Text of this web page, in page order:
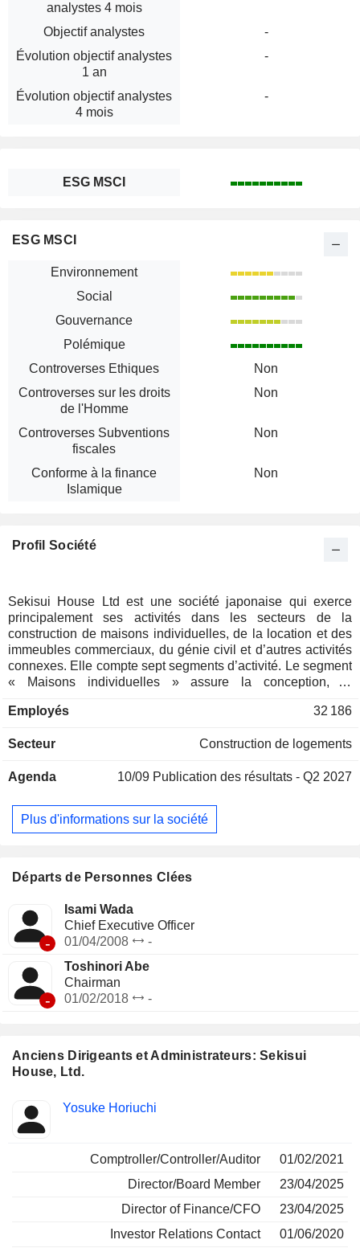
Anciens Dirigeants et Administrateurs: Sekisui
House, Ltd.
Insider
Fonctions
Yosuke Horiuchi
Comptroller/Controller/Auditor
01/02/2021
Director/Board Member
23/04/2025
Director of Finance/CFO
23/04/2025
Investor Relations Contact
01/06/2020
analystes 4 mois
Objectif analystes
-
Évolution objectif analystes
1 an
-
Évolution objectif analystes
4 mois
-
ESG MSCI
ESG MSCI
Environnement
Social
Gouvernance
Polémique
Controverses Ethiques
Non
Controverses sur les droits
de l'Homme
Non
Controverses Subventions
fiscales
Non
Conforme à la finance
Islamique
Non
Profil Société
Sekisui House Ltd est une société japonaise qui exerce
principalement ses activités dans les secteurs de la
construction de maisons individuelles, de la location et des
immeubles commerciaux, du génie civil et d’autres activités
connexes. Elle compte sept segments d’activité. Le segment
« Maisons individuelles » assure la conception, la
« Location et immeubles commerciaux » assure la
d’immeubles commerciaux. Le segment Architecture et
de génie civil pour des bâtiments commerciaux. Le segment
locatifs. Le segment Rénovation rénove des maisons
individuelles et des logements locatifs. Le segment
activités de réaménagement urbain. Le segment Activités
développe et vend des terrains résidentiels, et développe
des copropriétés et des appartements locatifs. Il exerce
également des activités d’agence d’assurance non-vie.
Employés 32 186
Secteur Construction de logements
Agenda 10/09 Publication des résultats - Q2 2027
Plus d'informations sur la société
Départs de Personnes Clées
-
Isami Wada
Chief Executive Officer
01/04/2008
-
-
Toshinori Abe
Chairman
01/02/2018
-